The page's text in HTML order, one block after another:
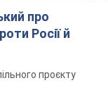
про
Росії й
проєкту